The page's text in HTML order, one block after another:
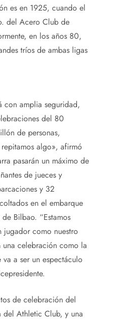
es en 1925, cuando el
del Acero Club de
en los años 80,
tríos de ambas ligas
con amplia seguridad,
del 80
de personas,
algo», afirmó
pasarán un máximo de
de jueces y
y 32
en el embarque
Bilbao. “Estamos
jugador como nuestro
una celebración como la
a ser un espectáculo
de celebración del
Athletic Club, y una